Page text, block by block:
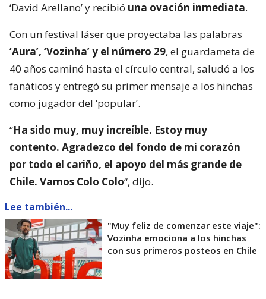
‘David Arellano’ y recibió una ovación inmediata.
Con un festival láser que proyectaba las palabras
‘Aura’, ‘Vozinha’ y el número 29, el guardameta de
40 años caminó hasta el círculo central, saludó a los
fanáticos y entregó su primer mensaje a los hinchas
como jugador del ‘popular’.
“Ha sido muy, muy increíble. Estoy muy
contento. Agradezco del fondo de mi corazón
por todo el cariño, el apoyo del más grande de
Chile. Vamos Colo Colo“, dijo.
Lee también...
"Muy feliz de comenzar este viaje":
Vozinha emociona a los hinchas
con sus primeros posteos en Chile